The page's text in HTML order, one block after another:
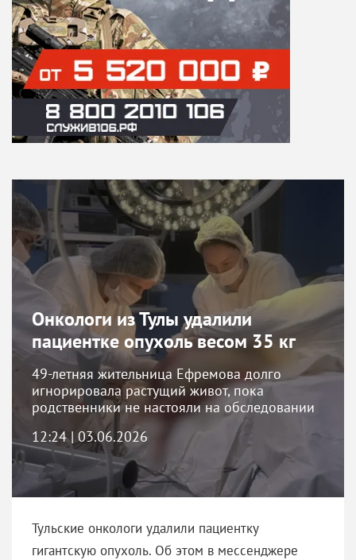
Онкологи из Тулы удалили
пациентке опухоль весом 35 кг
49-летняя жительница Ефремова долго
игнорировала растущий живот, пока
родственники не настояли на обследовании
12:24 | 03.06.2026
Тульские онкологи удалили пациентку
гигантскую опухоль. Об этом в мессенджере